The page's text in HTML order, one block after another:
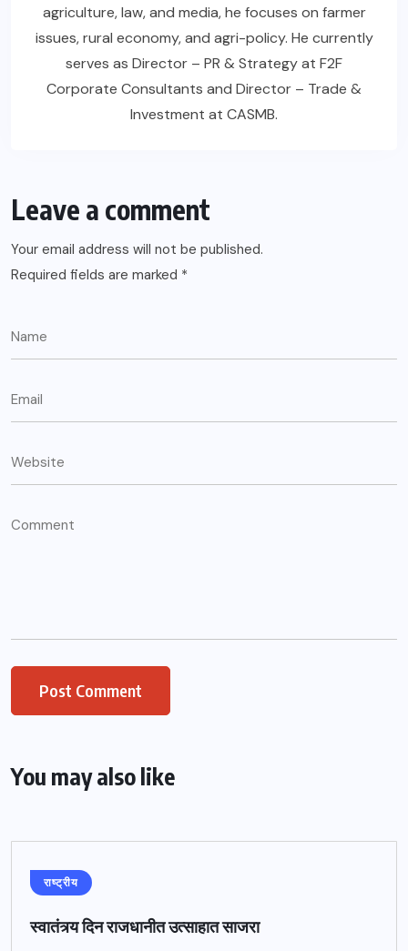
agriculture, law, and media, he focuses on farmer
issues, rural economy, and agri-policy. He currently
serves as Director – PR & Strategy at F2F
Corporate Consultants and Director – Trade &
Investment at CASMB.
Leave a comment
Your email address will not be published.
Required fields are marked *
You may also like
राष्ट्रीय
स्वातंत्र्य दिन राजधानीत उत्साहात साजरा